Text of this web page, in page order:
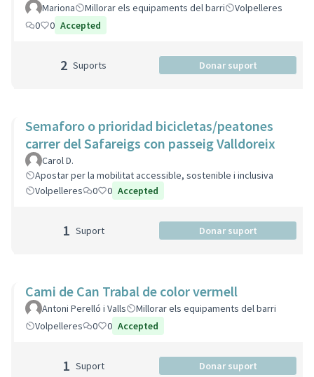
Mariona Millorar els equipaments del barri
Volpelleres
0
0 Accepted
2 Suports Donar suport
Semaforo o prioridad bicicletas/peatones
carrer del Safareigs con passeig Valldoreix
Carol D.
Apostar per la mobilitat accessible, sostenible i inclusiva
Volpelleres
0 0 Accepted
1 Suport Donar suport
Cami de Can Trabal de color vermell
Antoni Perelló i Valls
Millorar els equipaments del barri
Volpelleres
0 0 Accepted
1 Suport Donar suport